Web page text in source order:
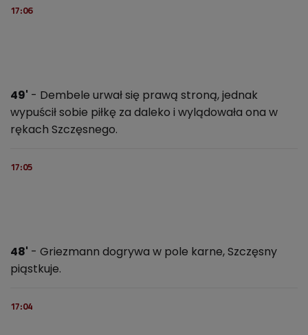
17:06
49' - Dembele urwał się prawą stroną, jednak
wypuścił sobie piłkę za daleko i wylądowała ona w
rękach Szczęsnego.
17:05
48' - Griezmann dogrywa w pole karne, Szczęsny
piąstkuje.
17:04